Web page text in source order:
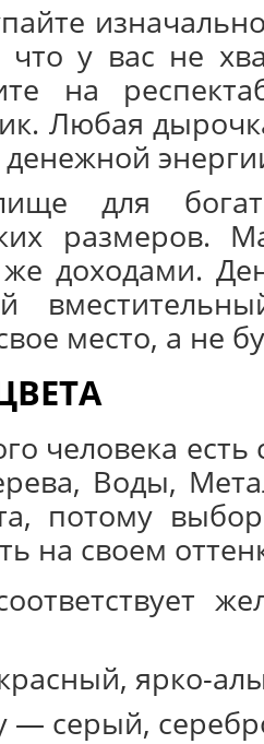
что у вас не
на
Любая
для
размеров.
доходами.
место, а не
человека
Воды,
потому
на своем
ярко-
— серый,